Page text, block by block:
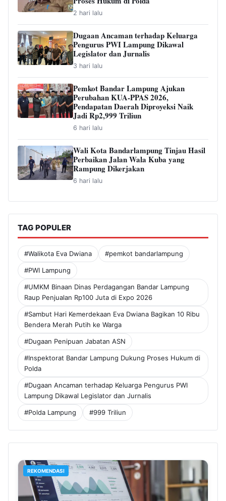
2 hari lalu
Dugaan Ancaman terhadap Keluarga
Pengurus PWI Lampung Dikawal
Legislator dan Jurnalis
3 hari lalu
Pemkot Bandar Lampung Ajukan
Perubahan KUA-PPAS 2026,
Pendapatan Daerah Diproyeksi Naik
Jadi Rp2,999 Triliun
6 hari lalu
Wali Kota Bandarlampung Tinjau Hasil
Perbaikan Jalan Wala Kuba yang
Rampung Dikerjakan
6 hari lalu
TAG POPULER
#Walikota Eva Dwiana #pemkot bandarlampung
#PWI Lampung
#UMKM Binaan Dinas Perdagangan Bandar Lampung
Raup Penjualan Rp100 Juta di Expo 2026
#Sambut Hari Kemerdekaan Eva Dwiana Bagikan 10 Ribu
Bendera Merah Putih ke Warga
#Dugaan Penipuan Jabatan ASN
#Inspektorat Bandar Lampung Dukung Proses Hukum di
Polda
#Dugaan Ancaman terhadap Keluarga Pengurus PWI
Lampung Dikawal Legislator dan Jurnalis
#Polda Lampung #999 Triliun
REKOMENDASI